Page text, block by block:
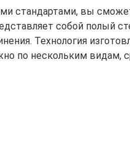
стандартами, вы
собой полый
Технология
по нескольким видам,